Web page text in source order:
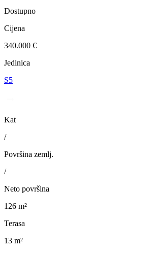
Dostupno
Cijena
340.000 €
Jedinica
S5
Kat
/
Površina zemlj.
/
Neto površina
126 m²
Terasa
13 m²